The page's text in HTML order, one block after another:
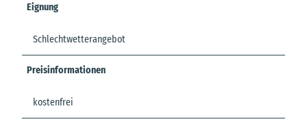
Eignung
Schlechtwetterangebot
Preisinformationen
kostenfrei